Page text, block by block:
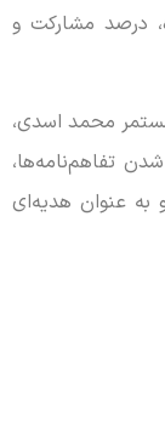
درصد مشارکت و
محمد اسدی،
شدن تفاهم‌نامه‌ها،
به عنوان هدیه‌ای